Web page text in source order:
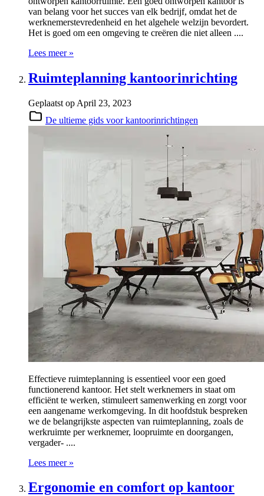
van belang voor het succes van elk bedrijf, omdat het de
werknemerstevredenheid en het algehele welzijn bevordert.
Het is goed om een omgeving te creëren die niet alleen ....
Lees meer »
Ruimteplanning kantoorinrichting
Geplaatst op April 23, 2023
De ultieme gids voor kantoorinrichtingen
Effectieve ruimteplanning is essentieel voor een goed
functionerend kantoor. Het stelt werknemers in staat om
efficiënt te werken, stimuleert samenwerking en zorgt voor
een aangename werkomgeving. In dit hoofdstuk bespreken
we de belangrijkste aspecten van ruimteplanning, zoals de
werkruimte per werknemer, loopruimte en doorgangen,
vergader- ....
Lees meer »
Ergonomie en comfort op kantoor